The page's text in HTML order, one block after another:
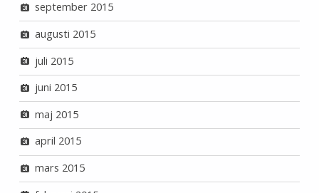
september 2015
augusti 2015
juli 2015
juni 2015
maj 2015
april 2015
mars 2015